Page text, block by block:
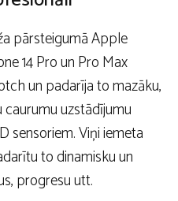
pārsteigumā Apple
14 Pro un Pro Max
un padarīja to mazāku,
uzstādījumu
sensoriem. Viņi iemeta
to dinamisku un
progresu utt.